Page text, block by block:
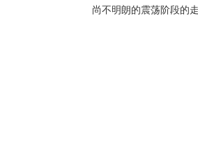
尚不明朗的震荡阶段的